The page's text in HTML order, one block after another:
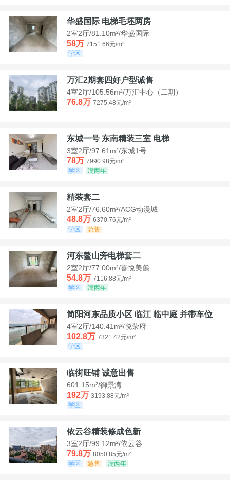
华盛国际 电梯毛坯两房
2室2厅/81.10m²/华盛国际
58万 7151.66元/m²
学区
万汇2期套四好户型诚售
4室2厅/105.56m²/万汇中心（二期）
76.8万 7275.48元/m²
东城一号 东南精装三室 电梯
3室2厅/97.61m²/东城1号
78万 7990.98元/m²
学区
满两年
精装套二
2室2厅/76.60m²/ACG动漫城
48.8万 6370.76元/m²
学区
急售
河东鳌山旁电梯套二
2室2厅/77.00m²/喜悦美麓
54.8万 7116.88元/m²
学区
满两年
简阳河东品质小区 临江 临中庭 并带车位
4室2厅/140.41m²/悦荣府
102.8万 7321.42元/m²
学区
临街旺铺 诚意出售
601.15m²/御景湾
192万 3193.88元/m²
学区
依云谷精装修成色新
3室2厅/99.12m²/依云谷
79.8万 8050.85元/m²
学区
急售 满两年